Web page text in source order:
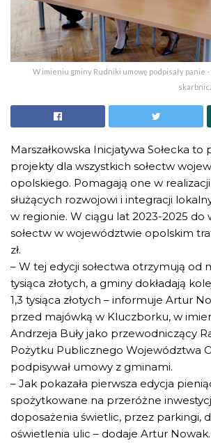
W imieniu gminy Rudniki umowę podpisały panie
Marszałkowska Inicjatywa Sołecka to
projekty dla wszystkich sołectw
opolskiego. Pomagają one w
służących rozwojowi i integracji
w regionie. W ciągu lat 2023-2025 do
sołectw w województwie opolskim
zł.
– W tej edycji sołectwa otrzymują od
tysiąca złotych, a gminy dokładają
1,3 tysiąca złotych – informuje Artur
przed majówką w Kluczborku, w
Andrzeja Buły jako przewodniczący
Pożytku Publicznego Województwa
podpisywał umowy z gminami.
– Jak pokazała pierwsza edycja
spożytkowane na przeróżne
doposażenia świetlic, przez parkingi,
oświetlenia ulic – dodaje Artur Nowak.